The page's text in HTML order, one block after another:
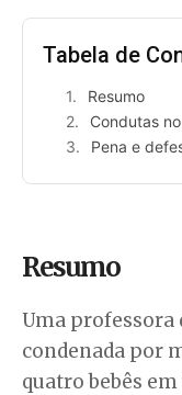
Tabela de
Resumo
Condutas
Pena e
Resumo
Uma
condenada por
quatro bebês